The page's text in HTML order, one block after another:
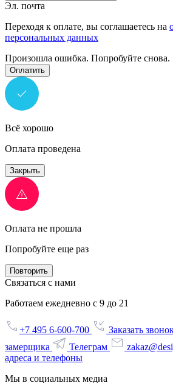
Эл. почта
Переходя к оплате, вы соглашаетесь на
персональных данных
Произошла ошибка. Попробуйте снова.
Оплатить
Всё хорошо
Оплата проведена
Закрыть
Оплата не прошла
Попробуйте еще раз
Повторить
Связаться с нами
Работаем ежедневно с 9 до 21
+7 495 6-600-700 Заказать
замерщика
Телеграм
адреса и телефоны
Мы в социальных медиа